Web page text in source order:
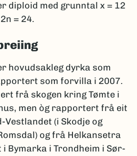
diploid med grunntal x = 12
= 24.
hovudsakleg dyrka som
som forvilla i 2007.
frå skogen kring Tømte i
men òg rapportert frå eit
(i Skodje og
og frå Helkansetra
Bymarka i Trondheim i Sør-